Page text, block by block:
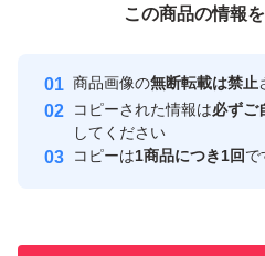
安心取引出品者
取引実績
この商品の情報
商品画像の無断転載は禁止
コピーされた情報は必ずご
してください
コピーは1商品につき1回で
この商品をみている人にオス